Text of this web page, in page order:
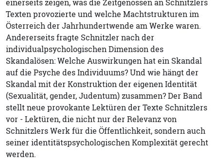
einerseits zeigen, was die Zeitgenossen an Schnitzlers
Texten provozierte und welche Machtstrukturen im
Österreich der Jahrhundertwende am Werke waren.
Andererseits fragte Schnitzler nach der
individualpsychologischen Dimension des
Skandalösen: Welche Auswirkungen hat ein Skandal
auf die Psyche des Individuums? Und wie hängt der
Skandal mit der Konstruktion der eigenen Identität
(Sexualität, gender, Judentum) zusammen? Der Band
stellt neue provokante Lektüren der Texte Schnitzlers
vor - Lektüren, die nicht nur der Relevanz von
Schnitzlers Werk für die Öffentlichkeit, sondern auch
seiner identitätspsychologischen Komplexität gerecht
werden.